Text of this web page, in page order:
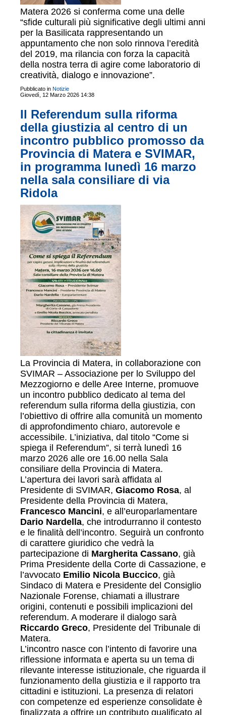
Matera 2026 si conferma come una delle
“sfide culturali più significative degli ultimi anni
per la Basilicata rappresentando un
appuntamento che non solo rinnova l’eredità
del 2019, ma rilancia con forza la capacità
della nostra terra di agire come laboratorio di
creatività, dialogo e innovazione”.
Pubblicato in Notizie
Giovedì, 12 Marzo 2026 14:38
Il Referendum sulla riforma
della giustizia al centro di un
incontro pubblico promosso da
Provincia di Matera e SVIMAR,
in programma lunedì 16 marzo
nella sala consiliare di via
Ridola
La Provincia di Matera, in collaborazione con
SVIMAR – Associazione per lo Sviluppo del
Mezzogiorno e delle Aree Interne, promuove
un incontro pubblico dedicato al tema del
referendum sulla riforma della giustizia, con
l’obiettivo di offrire alla comunità un momento
di approfondimento chiaro, autorevole e
accessibile. L’iniziativa, dal titolo “Come si
spiega il Referendum”, si terrà lunedì 16
marzo 2026 alle ore 16.00 nella Sala
consiliare della Provincia di Matera.
L’apertura dei lavori sarà affidata al
Presidente di SVIMAR, Giacomo Rosa, al
Presidente della Provincia di Matera,
Francesco Mancini, e all’europarlamentare
Dario Nardella, che introdurranno il contesto
e le finalità dell’incontro. Seguirà un confronto
di carattere giuridico che vedrà la
partecipazione di Margherita Cassano, già
Prima Presidente della Corte di Cassazione, e
l’avvocato Emilio Nicola Buccico, già
Sindaco di Matera e Presidente del Consiglio
Nazionale Forense, chiamati a illustrare
origini, contenuti e possibili implicazioni del
referendum. A moderare il dialogo sarà
Riccardo Greco, Presidente del Tribunale di
Matera.
L’incontro nasce con l’intento di favorire una
riflessione informata e aperta su un tema di
rilevante interesse istituzionale, che riguarda il
funzionamento della giustizia e il rapporto tra
cittadini e istituzioni. La presenza di relatori
con competenze ed esperienze consolidate è
finalizzata a offrire un contributo qualificato al